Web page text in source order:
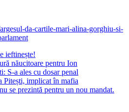
da-cartile-mari-alina-gorghiu-si-
ieftinește!
năucitoare pentru Ion
S-a ales cu dosar penal
Pitești, implicat în mafia
se prezintă pentru un nou mandat.